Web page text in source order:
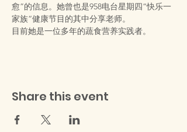
愈”的信息。她曾也是958电台星期四“快乐一
家族“健康节目的其中分享老师。
目前她是一位多年的蔬食营养实践者。
Share this event